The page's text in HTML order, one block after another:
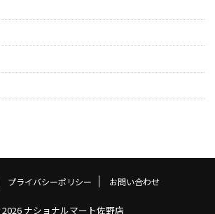
プライバシーポリシー お問い合わせ
ナショナルマート佐野店